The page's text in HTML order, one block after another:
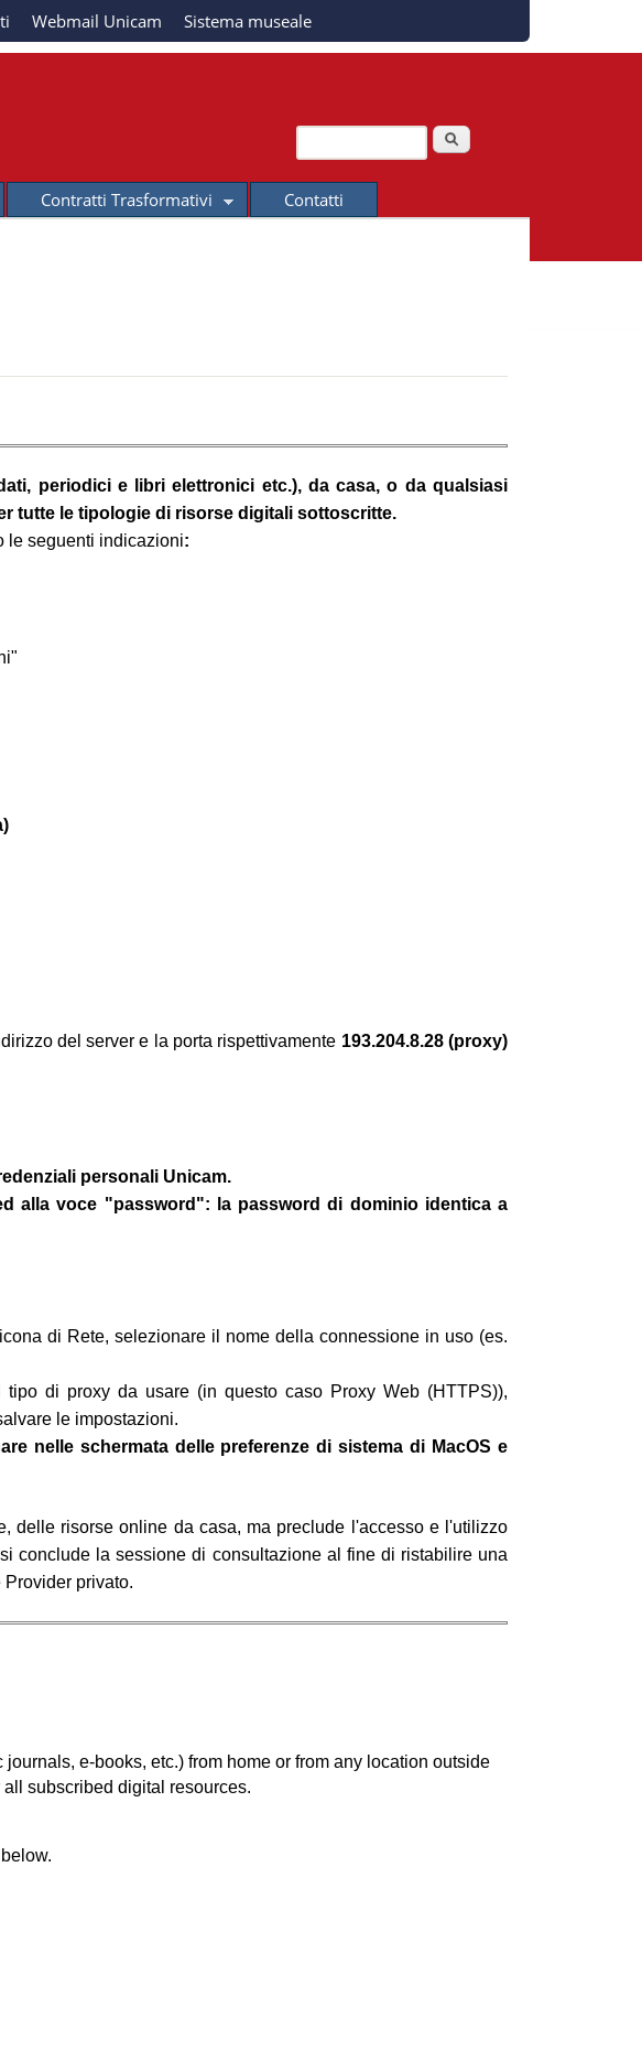
Webmail Unicam Sistema museale
Form di ricerca
Contratti Trasformativi Contatti
periodici e libri elettronici etc.), da casa, o da qualsiasi
tutte le tipologie di risorse digitali sottoscritte.
le seguenti indicazioni:
del server e la porta rispettivamente 193.204.8.28 (proxy)
personali Unicam.
alla voce "password": la password di dominio identica a
di Rete, selezionare il nome della connessione in uso (es.
di proxy da usare (in questo caso Proxy Web (HTTPS)),
le impostazioni.
nelle schermata delle preferenze di sistema di MacOS e
delle risorse online da casa, ma preclude l'accesso e l'utilizzo
conclude la sessione di consultazione al fine di ristabilire una
privato.
e-books, etc.) from home or from any location outside
subscribed digital resources.